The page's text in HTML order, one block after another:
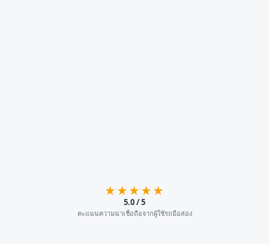
★★★★★
5.0 / 5
คะแนนความน่าเชื่อถือจากผู้ใช้รถมือสอง